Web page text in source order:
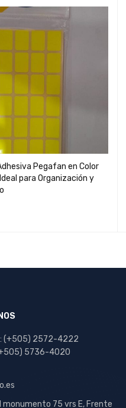
Pegafan en Color
para Organización y
(+505) 2572-4222
5736-4020
monumento 75 vrs E, Frente